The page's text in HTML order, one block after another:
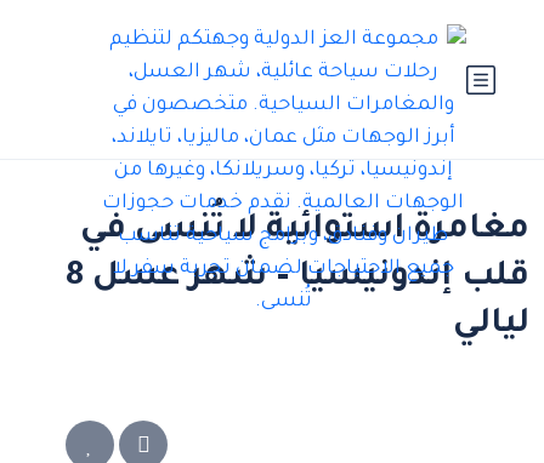
مغامرة استوائية لا تُنسى في
قلب إندونيسيا – شهر عسل 8
ليالي